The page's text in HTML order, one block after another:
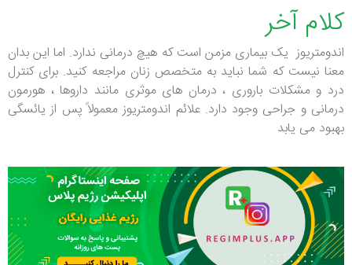
کلام آخر
اندومتریوز یک بیماری مزمن است که هیچ درمانی ندارد. اما این بدان
معنا نیست که شما نباید به متخصص زنان مراجعه کنید. برای کنترل
درد و مشکلات باروری ، درمان های موثری مانند داروها ، هورمون
درمانی و جراحی وجود دارد. علائم اندومتریوز معمولاً پس از یائسگی
بهبود می یابد